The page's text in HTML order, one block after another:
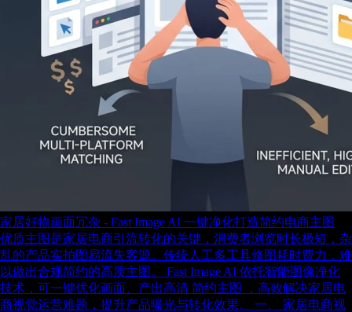
家居好物画面冗杂 - Fast Image AI 一键净化打造简约电商主图
优质主图是家居电商引流转化的关键，消费者浏览时长极短，杂
乱的产品实拍图易流失客源。传统人工多工具修图耗时费力，难
以做出合规简约的高质主图。 Fast Image AI 依托智能图像净化
技术，可一键优化画面、产出高清 简约主图 ，高效解决家居电
商视觉运营难题，提升产品曝光与转化效果。 一、 家居电商视